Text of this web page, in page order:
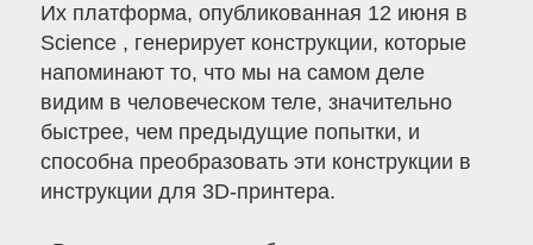
Их платформа, опубликованная 12 июня в
Science , генерирует конструкции, которые
напоминают то, что мы на самом деле
видим в человеческом теле, значительно
быстрее, чем предыдущие попытки, и
способна преобразовать эти конструкции в
инструкции для 3D-принтера.